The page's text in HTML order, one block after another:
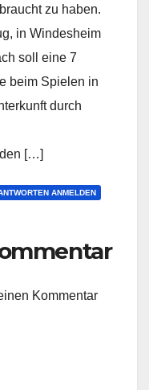
zu haben.
in Windesheim
soll eine 7
beim Spielen in
durch
[…]
ANMELDEN
Kommentar